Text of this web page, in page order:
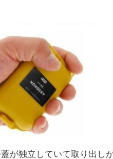
が独立していて取り出し